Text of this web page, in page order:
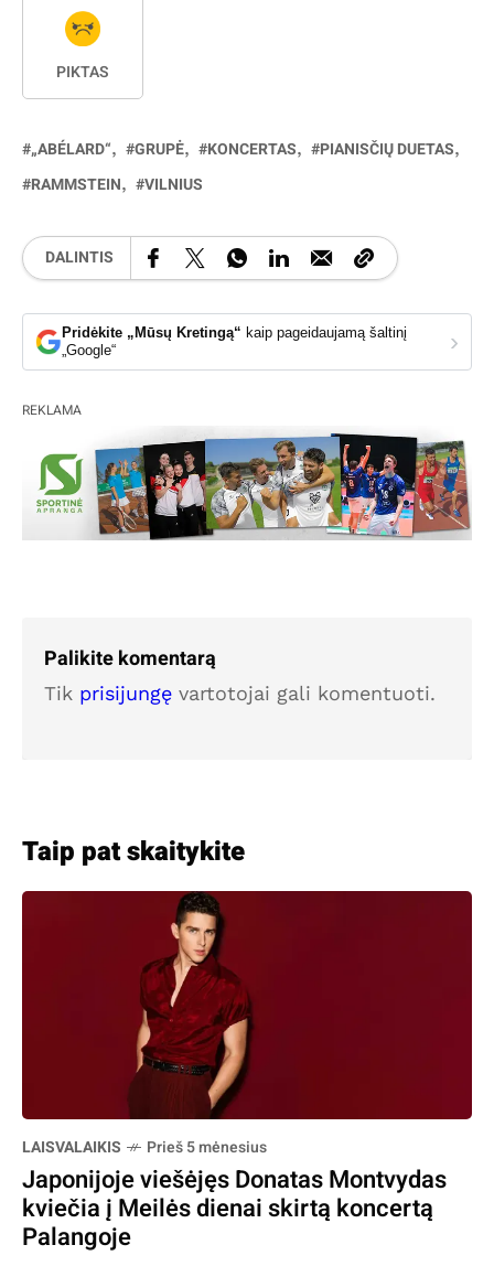
PIKTAS
„ABÉLARD“ GRUPĖ KONCERTAS
PIANISČIŲ DUETAS
RAMMSTEIN
VILNIUS
DALINTIS
Pridėkite „Mūsų Kretingą“ kaip pageidaujamą šaltinį
„Google“
›
REKLAMA
Palikite komentarą
Tik prisijungę vartotojai gali komentuoti.
Taip pat skaitykite
LAISVALAIKIS Prieš 5 mėnesius
Japonijoje viešėjęs Donatas Montvydas
kviečia į Meilės dienai skirtą koncertą
Palangoje